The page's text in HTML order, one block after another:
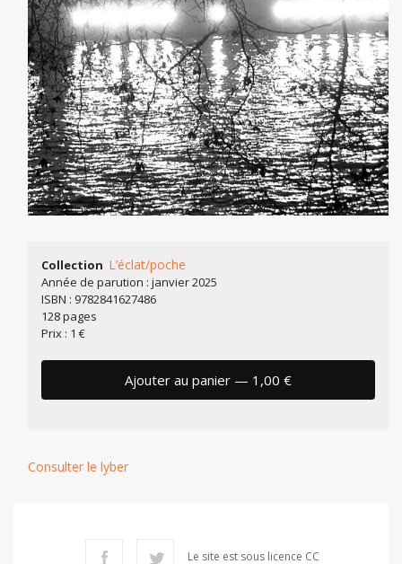
Collection L’éclat/poche
Année de parution : janvier 2025
ISBN : 9782841627486
128 pages
Prix : 1 €
Ajouter au panier — 1,00 €
Consulter le lyber
Le site est sous licence CC